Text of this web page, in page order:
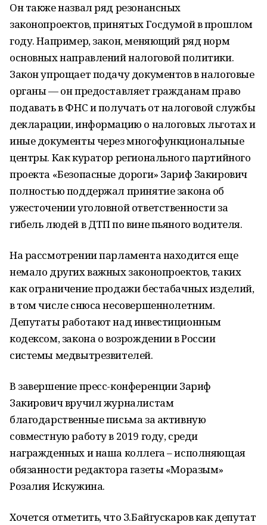
Он также назвал ряд резонансных
законопроектов, принятых Госдумой в прошлом
году. Например, закон, меняющий ряд норм
основных направлений налоговой политики.
Закон упрощает подачу документов в налоговые
органы — он предоставляет гражданам право
подавать в ФНС и получать от налоговой службы
декларации, информацию о налоговых льготах и
иные документы через многофункциональные
центры. Как куратор регионального партийного
проекта «Безопасные дороги» Зариф Закирович
полностью поддержал принятие закона об
ужесточении уголовной ответственности за
гибель людей в ДТП по вине пьяного водителя.
На рассмотрении парламента находится еще
немало других важных законопроектов, таких
как ограничение продажи бестабачных изделий,
в том числе снюса несовершеннолетним.
Депутаты работают над инвестиционным
кодексом, закона о возрождении в России
системы медвытрезвителей.
В завершение пресс-конференции Зариф
Закирович вручил журналистам
благодарственные письма за активную
совместную работу в 2019 году, среди
награжденных и наша коллега – исполняющая
обязанности редактора газеты «Моразым»
Розалия Искужина.
Хочется отметить, что З.Байгускаров как депутат